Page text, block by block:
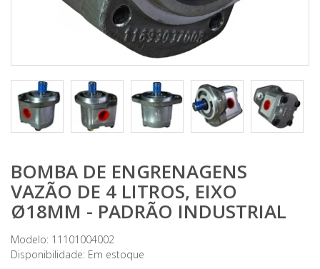
BOMBA DE ENGRENAGENS
VAZÃO DE 4 LITROS, EIXO
Ø18MM - PADRÃO INDUSTRIAL
Modelo: 11101004002
Disponibilidade: Em estoque